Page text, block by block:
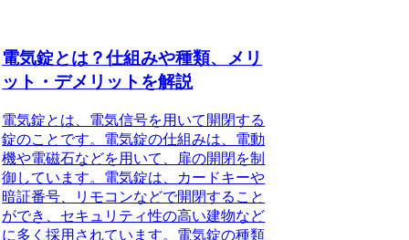
電気錠とは？仕組みや種類、メリ
ット・デメリットを解説
電気錠とは、電気信号を用いて開閉する
錠のことです。電気錠の仕組みは、電動
機や電磁石などを用いて、扉の開閉を制
御しています。電気錠は、カードキーや
暗証番号、リモコンなどで開閉すること
ができ、セキュリティ性の高い建物など
に多く採用されています。電気錠の種類